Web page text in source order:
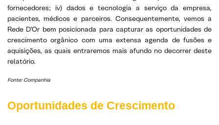
fornecedores; iv) dados e tecnologia a serviço da empresa,
pacientes, médicos e parceiros. Consequentemente, vemos a
Rede D’Or bem posicionada para capturar as oportunidades de
crescimento orgânico com uma extensa agenda de fusões e
aquisições, as quais entraremos mais afundo no decorrer deste
relatório.
Fonte: Companhia
Oportunidades de Crescimento